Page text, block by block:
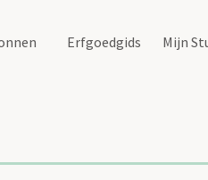
Erfgoedgids Mijn